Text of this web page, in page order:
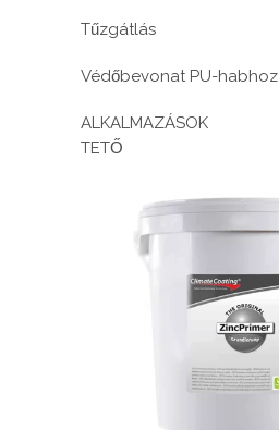
Tűzgátlás
Védőbevonat PU-habhoz
ALKALMAZÁSOK
TETŐ